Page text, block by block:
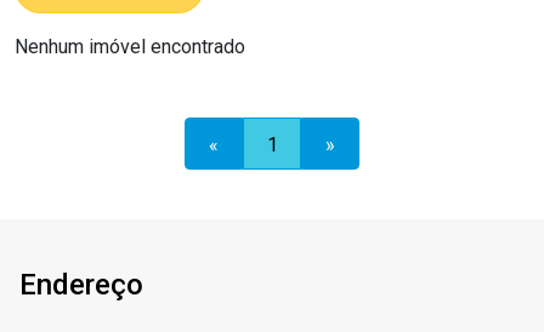
Nenhum imóvel encontrado
« 1 »
Endereço